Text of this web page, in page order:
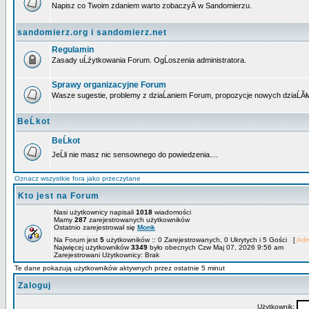
Napisz co Twoim zdaniem warto zobaczyÄ w Sandomierzu.
sandomierz.org i sandomierz.net
Regulamin
Zasady uĹźytkowania Forum. OgĹoszenia administratora.
Sprawy organizacyjne Forum
Wasze sugestie, problemy z dziaĹaniem Forum, propozycje nowych
BeĹkot
BeĹkot
JeĹli nie masz nic sensownego do powiedzenia....
Oznacz wszystkie fora jako przeczytane
Kto jest na Forum
Nasi użytkownicy napisali 1018 wiadomości
Mamy 287 zarejestrowanych użytkowników
Ostatnio zarejestrował się Monk
Na Forum jest 5 użytkowników :: 0 Zarejestrowanych, 0 Ukrytych i 5 Gości [
Najwięcej użytkowników3349 było obecnych Czw Maj 07, 2026 9:56 am
Zarejestrowani Użytkownicy: Brak
Te dane pokazują użytkowników aktywnych przez ostatnie 5 minut
Zaloguj
Użytkownik: